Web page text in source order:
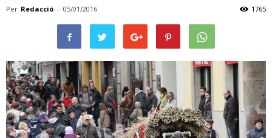
Per Redacció - 05/01/2016 1765